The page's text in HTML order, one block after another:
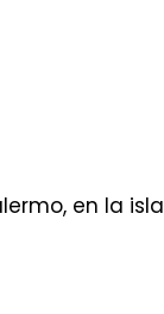
en la isla